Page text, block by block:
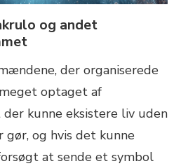
og andet
der organiserede
optaget af
kunne eksistere liv uden
gør, og hvis det kunne
at sende et symbol